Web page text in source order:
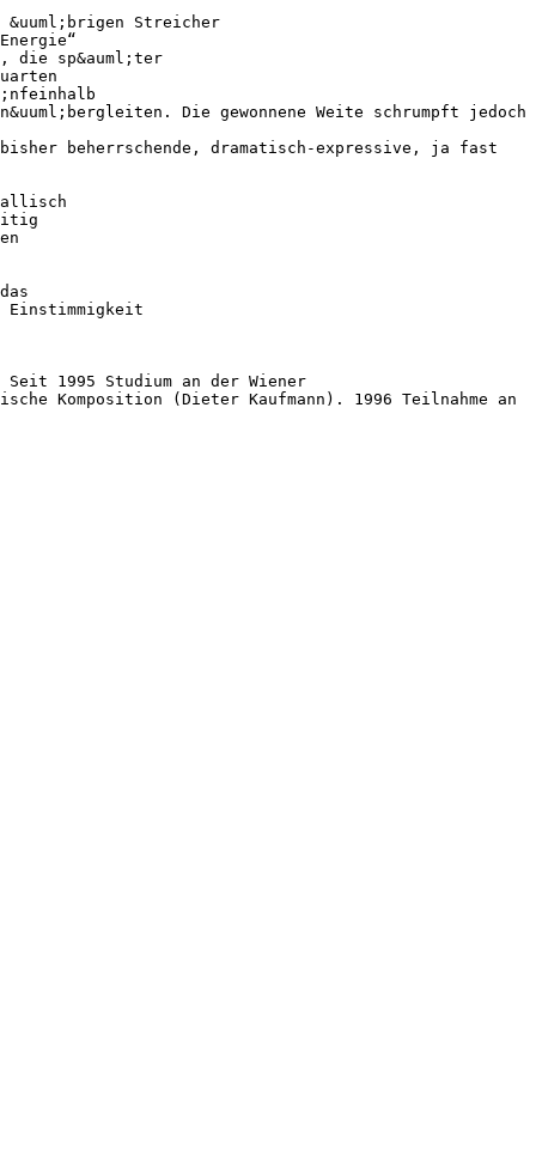
Streicher
die sp&auml;ter
Die gewonnene Weite schrumpft jedoch
beherrschende, dramatisch-expressive, ja fast
Seit 1995 Studium an der Wiener
Komposition (Dieter Kaufmann). 1996 Teilnahme an